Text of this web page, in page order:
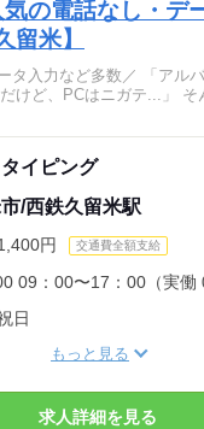
の電話なし・デ
留米】
数／ 「アルバイト経験しかな
けど、PCはニガテ...」
イピング
/西鉄久留米駅
円 交通費全額支給
09：00〜17：00（実働
日
もっと見る
求人詳細を見る